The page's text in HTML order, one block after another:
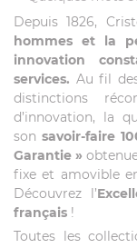
Depuis 1826,
hommes et la
innovation
services. Au fil
distinctions
d’innovation, la
son savoir-faire
Garantie »
fixe et amovible
Découvrez l’
français !
Toutes les